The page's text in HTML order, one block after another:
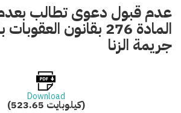
عدم قبول دعوى تطالب
المادة 276 بقانون
جريمة الزنا
Download
(523.65 كيلوبايت)